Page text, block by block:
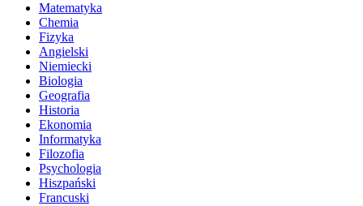
Matematyka
Chemia
Fizyka
Angielski
Niemiecki
Biologia
Geografia
Historia
Ekonomia
Informatyka
Filozofia
Psychologia
Hiszpański
Francuski